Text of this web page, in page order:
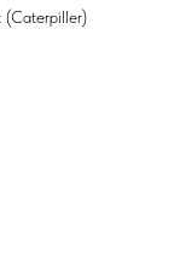
(Caterpiller)